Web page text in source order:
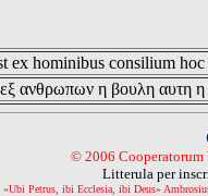
ex hominibus consilium
ανθρωπων η βουλη αυτη η
© 2006 Cooperatorum
Litterula per
«Ubi Petrus, ibi Ecclesia, ibi Deus»